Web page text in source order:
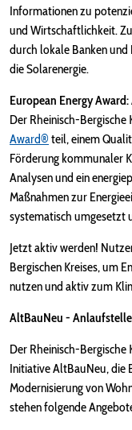
Informationen zu
und Wirtschaftlichkeit.
durch lokale Banken
die Solarenergie.
European Energy
Der Rheinisch-
Award® teil, einem
Förderung kommunaler
Analysen und ein
Maßnahmen zur
systematisch umgesetzt
Jetzt aktiv werden!
Bergischen Kreises, um
nutzen und aktiv zum
AltBauNeu -
Der Rheinisch-Bergische
Initiative AltBauNeu, die
Modernisierung von
stehen folgende